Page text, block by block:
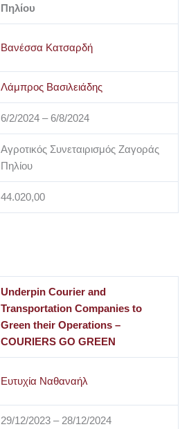
Πηλίου
Βανέσσα Κατσαρδή
Λάμπρος Βασιλειάδης
6/2/2024 – 6/8/2024
Αγροτικός Συνεταιρισμός Ζαγοράς
Πηλίου
44.020,00
Underpin Courier and
Transportation Companies to
Green their Operations –
COURIERS GO GREEN
Ευτυχία Ναθαναήλ
29/12/2023 – 28/12/2024